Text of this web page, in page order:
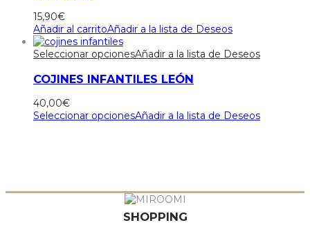
15,90€
Añadir al carritoAñadir a la lista de Deseos
Seleccionar opcionesAñadir a la lista de Deseos
COJINES INFANTILES LEÓN
40,00€
Seleccionar opcionesAñadir a la lista de Deseos
SHOPPING